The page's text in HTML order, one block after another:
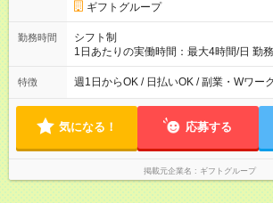
ギフトグループ
勤務時間
シフト制
1日あたりの実働時間：最大4時間/日 勤
（実働4時間） ★週2日～勤務OK！ ★土日のみ・平日のみも
OK！ ★シフト自己申告制！ ★残業なし
特徴 週1日からOK / 日払いOK / 副業・Wワー
気になる！ 応募する
掲載元企業名 ギフトグループ